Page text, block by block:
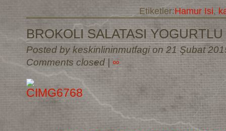
Etiketler:Hamur Isi,
BROKOLI SALATASI YOGURTLU
Posted by keskinlininmutfagi on 21 Şubat
Comments closed| ∞